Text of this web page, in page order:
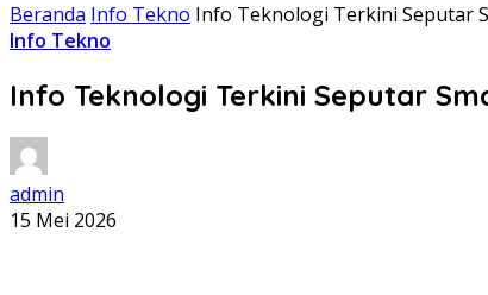
Beranda Info Tekno Info Teknologi Terkini Seputar
Info Tekno
Info Teknologi Terkini Seputar
admin
15 Mei 2026